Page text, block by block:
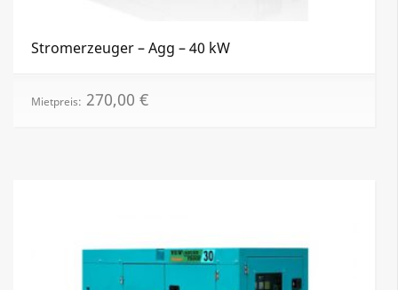
Stromerzeuger – Agg – 40 kW
Mietpreis: 270,00 €